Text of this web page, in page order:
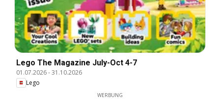
Lego The Magazine July-Oct 4-7
01.07.2026-31.10.2026
Lego
WERBUNG